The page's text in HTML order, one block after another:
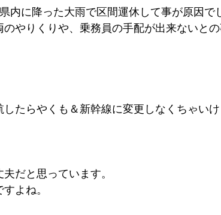
内に降った大雨で区間運休して事が原因で
やりくりや、乗務員の手配が出来ないと
たらやくも＆新幹線に変更しなくちゃいけ
だと思っています。
よね。